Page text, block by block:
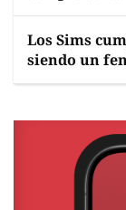
Los Sims
siendo un